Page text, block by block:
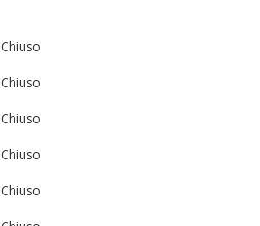
Chiuso
Chiuso
Chiuso
Chiuso
Chiuso